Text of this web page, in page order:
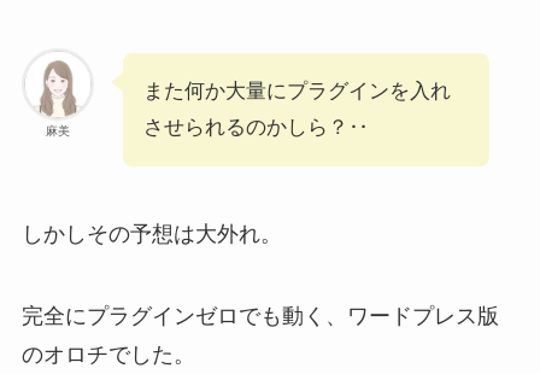
麻美
また何か大量にプラグインを入れ
させられるのかしら？‥
しかしその予想は大外れ。
完全にプラグインゼロでも動く、ワードプレス版
のオロチでした。